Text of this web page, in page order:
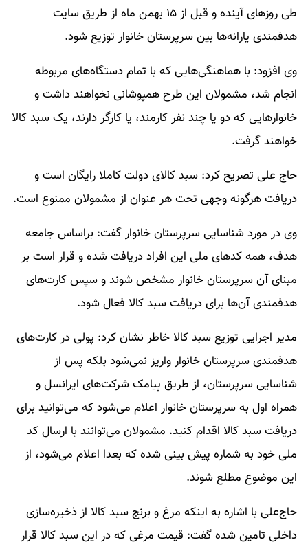
طی روز‌های آینده و قبل از ۱۵ بهمن ماه از طریق سایت
هدفمندی یارانه‌ها بین سرپرستان خانوار توزیع شود.
وی افزود: با هماهنگی‌هایی که با تمام دستگاه‌های مربوطه
انجام شد، مشمولان این طرح همپوشانی نخواهند داشت و
خانوار‌هایی که دو یا چند نفر کارمند، یا کارگر دارند، یک سبد کالا
خواهند گرفت.
حاج علی تصریح کرد: سبد کالای دولت کاملا رایگان است و
دریافت هرگونه وجهی تحت هر عنوان از مشمولان ممنوع است.
وی در مورد شناسایی سرپرستان خانوار گفت: براساس جامعه
هدف، همه کد‌های ملی این افراد دریافت شده و قرار است بر
مبنای آن سرپرستان خانوار مشخص شوند و سپس کارت‌های
هدفمندی آن‌ها برای دریافت سبد کالا فعال شود.
مدیر اجرایی توزیع سبد کالا خاطر نشان کرد: پولی در کارت‌های
هدفمندی سرپرستان خانوار واریز نمی‌شود بلکه پس از
شناسایی سرپرستان، از طریق پیامک شرکت‌های ایرانسل و
همراه اول به سرپرستان خانوار اعلام می‌شود که می‌توانید برای
دریافت سبد کالا اقدام کنید. مشمولان می‌توانند با ارسال کد
ملی خود به شماره پیش بینی شده که بعدا اعلام می‌شود، از
این موضوع مطلع شوند.
حاج‌علی با اشاره به اینکه مرغ و برنج سبد کالا از ذخیره‌سازی
داخلی تامین شده گفت: قیمت مرغی که در این سبد کالا قرار